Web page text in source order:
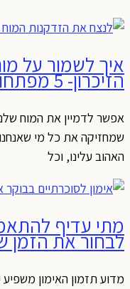
איך לשמור על
הזיכרון- 5 מפתחות קריטיים
אפשר לדמיין את המוח
שמחזיקה את כל מי
האהוב עלינו, וכל
מתי עדיף
לבחור את הזמן
מדוע תזמון האימון משפיע